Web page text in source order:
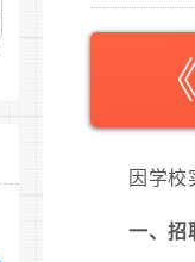
因学校
一、招